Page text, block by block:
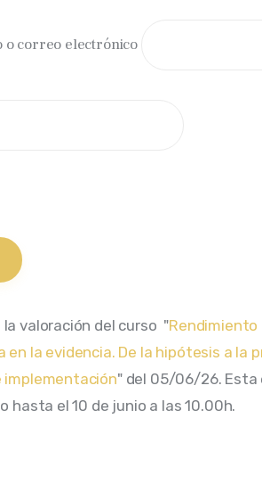
o correo electrónico
valoración del curso  "
en la evidencia. De la hipótesis a la
implementación" del 05/06/26.
hasta el 10 de junio a las 10.00h.